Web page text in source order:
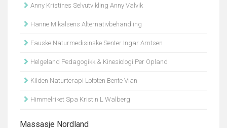
Anny Kristines Selvutvikling Anny Valvik
Hanne Mikalsens Alternativbehandling
Fauske Naturmedisinske Senter Ingar Arntsen
Helgeland Pedagogikk & Kinesiologi Per Opland
Kilden Naturterapi Lofoten Bente Vian
Himmelriket Spa Kristin L Walberg
Massasje Nordland